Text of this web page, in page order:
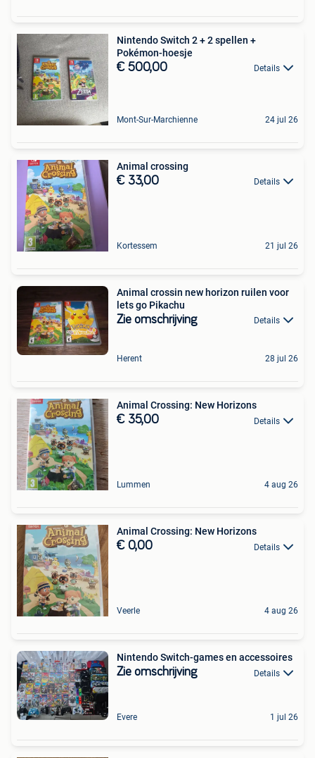
Nintendo Switch 2 + 2 spellen +
Pokémon-hoesje
€ 500,00 Details
Mont-Sur-Marchienne 24 jul 26
Animal crossing
€ 33,00 Details
Kortessem 21 jul 26
Animal crossin new horizon ruilen voor
lets go Pikachu
Zie omschrijving Details
Herent 28 jul 26
Animal Crossing: New Horizons
€ 35,00 Details
Lummen 4 aug 26
Animal Crossing: New Horizons
€ 0,00 Details
Veerle 4 aug 26
Nintendo Switch-games en accessoires
Zie omschrijving Details
Evere 1 jul 26